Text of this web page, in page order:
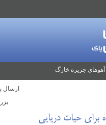
جزیره خارگ
ارسال
برای حیات دریایی